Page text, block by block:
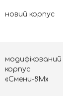
новий корпус
модифікований
корпус
«Смени-8М»